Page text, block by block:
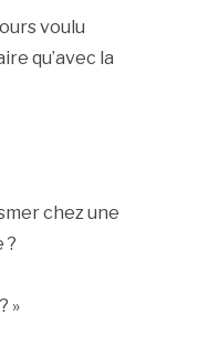
voulu
qu’avec la
chez une
?
»